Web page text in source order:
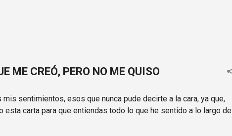
ME CREÓ, PERO NO ME QUISO
sentimientos, esos que nunca pude decirte a la cara, ya que,
carta para que entiendas todo lo que he sentido a lo largo de